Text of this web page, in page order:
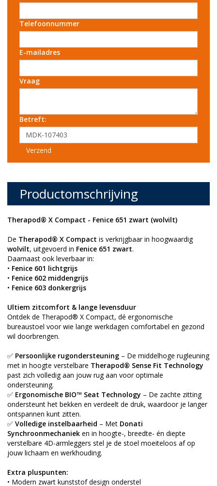
Telefoonnummer
E-mailadres
Vraag
Betreft:
Verzend
Productomschrijving
Therapod® X Compact - Fenice 651 zwart (wolvilt)
De Therapod® X Compact is verkrijgbaar in hoogwaardig
wolvilt, uitgevoerd in Fenice 651 zwart.
Daarnaast ook leverbaar in:
• Fenice 601 lichtgrijs
• Fenice 602 middengrijs
• Fenice 603 donkergrijs
Ultiem zitcomfort & lange levensduur
Ontdek de Therapod® X Compact, dé ergonomische
bureaustoel voor wie lange werkdagen comfortabel en gezond
wil doorbrengen.
✅ Persoonlijke rugondersteuning – De middelhoge rugleuning
met in hoogte verstelbare Therapod® Sense Fit Technology
past zich volledig aan jouw rug aan voor optimale
ondersteuning.
✅ Ergonomische BIO™ Seat Technology – De zachte zitting
ondersteunt het bekken en verdeelt de druk, waardoor je langer
ontspannen kunt zitten.
✅ Volledige instelbaarheid – Met Donati
Synchroonmechaniek en in hoogte-, breedte- én diepte
verstelbare 4D-armleggers stel je de stoel moeiteloos af op
jouw lichaam en werkhouding.
Extra pluspunten:
• Modern zwart kunststof design onderstel